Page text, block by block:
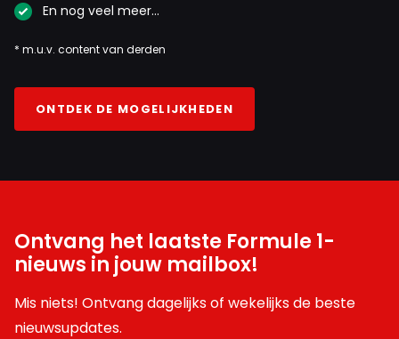
En nog veel meer…
* m.u.v. content van derden
ONTDEK DE MOGELIJKHEDEN
Ontvang het laatste Formule 1-
nieuws in jouw mailbox!
Mis niets! Ontvang dagelijks of wekelijks de beste
nieuwsupdates.